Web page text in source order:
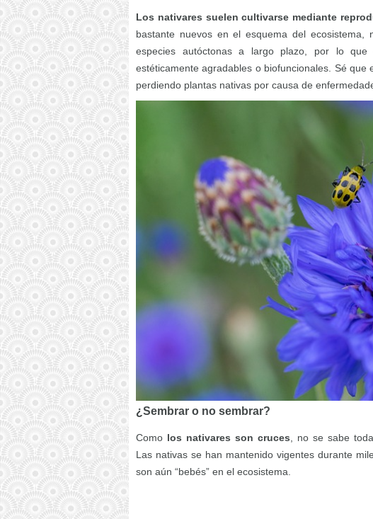
Los nativares suelen cultivarse mediante
bastante nuevos en el esquema del
especies autóctonas a largo plazo, por lo
estéticamente agradables o biofuncionales. Sé
perdiendo plantas nativas por causa de
¿Sembrar o no sembrar?
Como los nativares son cruces , no se sabe
Las nativas se han mantenido vigentes durante
son aún “bebés” en el ecosistema.